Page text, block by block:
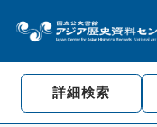
詳細検索